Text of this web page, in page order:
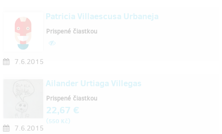
Patricia Villaescusa Urbaneja
7.6.2015
Prispené čiastkou
Ailander Urtiaga Villegas
7.6.2015
Prispené čiastkou
22,67 €
(550 Kč)